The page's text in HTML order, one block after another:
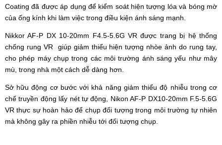
Coating đã được áp dụng để kiểm soát hiện tượng lóa và bóng mờ
của ống kính khi làm việc trong điều kiện ánh sáng mạnh.
Nikkor AF-P DX 10-20mm F4.5-5.6G VR được trang bị hệ thống
chống rung VR giúp giảm thiểu hiện tượng nhòe ảnh do rung tay,
cho phép máy chụp trong các môi trường ánh sáng yếu như mây
mù, trong nhà một cách dễ dàng hơn.
Sở hữu động cơ bước với khả năng giảm thiểu độ nhiễu trong cơ
chế truyền động lấy nét tự động, Nikon AF-P DX10-20mm F.5-5.6G
VR thực sự hoàn hảo để chụp đối tượng trong môi trường tự nhiên
mà không gây ra phiền nhiễu tới đối tượng chụp.